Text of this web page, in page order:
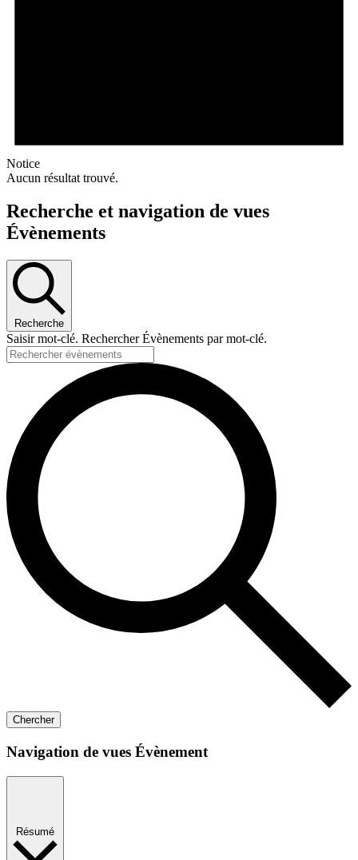
Notice
Aucun résultat trouvé.
Recherche et navigation de vues
Évènements
Recherche
Saisir mot-clé. Rechercher Évènements par mot-clé.
Chercher
Navigation de vues Évènement
Résumé